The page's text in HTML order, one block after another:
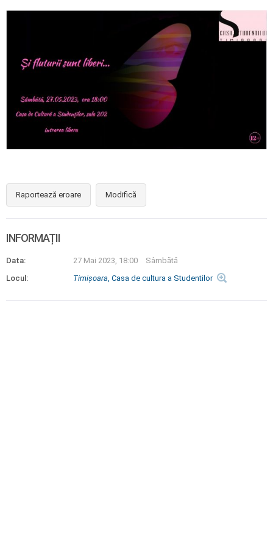
Raportează eroare Modifică
INFORMAȚII
Data: 27 Mai 2023, 18:00
Sâmbătă
Locul:
Timişoara, Casa de cultura a Studentilor